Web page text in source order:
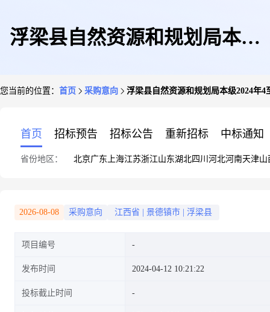
浮梁县自然资源和规划局本级
您当前的位置： 首页 采购意向 浮梁县自然资源和规划局本级2024年4
首页 招标预告 招标公告 重新招标 中标通知
省份地区： 北京广东 上海江苏浙江山东湖北四川 河北河南天津山
2026-08-08 采购意向 江西省 景德镇市 浮梁县
项目编号
发布时间 2024-04-12 10:21:22
投标截止时间